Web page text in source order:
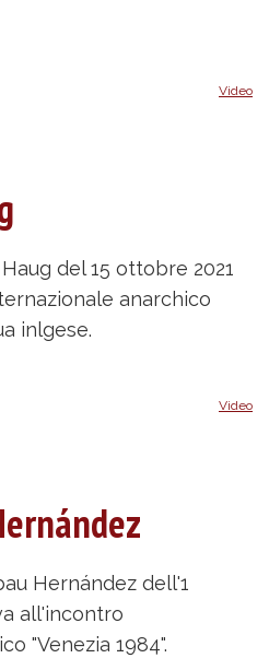
Video
del 15 ottobre 2021
anarchico
inlgese.
Video
Hernández dell'1
all'incontro
"Venezia 1984".